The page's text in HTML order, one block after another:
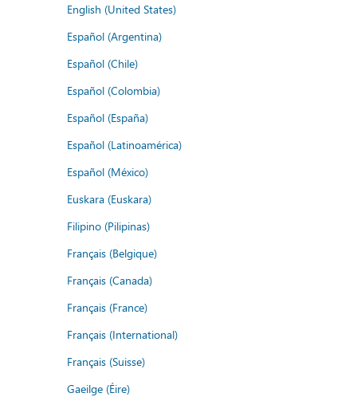
English (United States)
Español (Argentina)
Español (Chile)
Español (Colombia)
Español (España)
Español (Latinoamérica)
Español (México)
Euskara (Euskara)
Filipino (Pilipinas)
Français (Belgique)
Français (Canada)
Français (France)
Français (International)
Français (Suisse)
Gaeilge (Éire)